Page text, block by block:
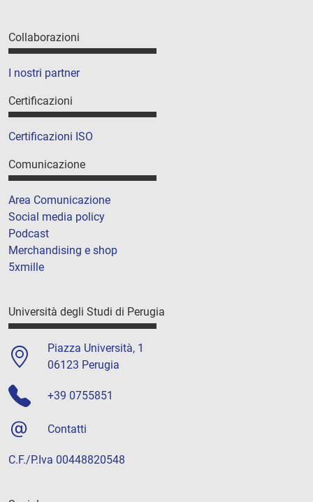
Collaborazioni
I nostri partner
Certificazioni
Certificazioni ISO
Comunicazione
Area Comunicazione
Social media policy
Podcast
Merchandising e shop
5xmille
Università degli Studi di Perugia
Piazza Università, 1
06123 Perugia
+39 0755851
Contatti
C.F./P.Iva 00448820548